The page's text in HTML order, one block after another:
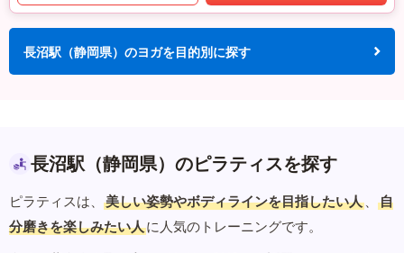
長沼駅（静岡県）のヨガを目的別に探す
長沼駅（静岡県）のピラティスを探す
ピラティスは、 美しい姿勢やボディラインを目指したい人 、
自
分磨きを楽しみたい人に人気のトレーニングです。